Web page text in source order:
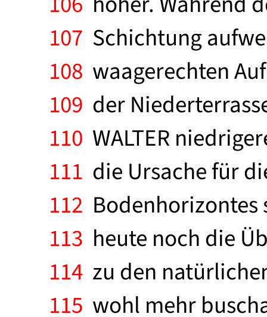
107 Schichtung
108 waagerechten
109 der
110 WALTER
111 die Ursache für
112
113 heute noch die
114 zu den
115 wohl mehr